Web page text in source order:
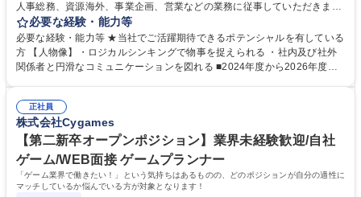
人事総務、資源海外、事業企画、営業などの業務に従事していただきま
す。 【業務内容の一例】■所属事業部の勤労業務 ■海外に関係する各種業
務 ■営業部門の企画スタッフ、ルート営業 【キャリアパス】入社後の配属
ポジションで一定期間ご活躍頂いた後、本人の適性及び将来のキャリアを
鑑みてジョブローテーションを行います。 【育成】OJTでの現場育成や研
表するインフラ企業 #ポテンシャル採用
必要な経験・能力等
必要な経験・能力等 ★当社でご活躍期待できるポテンシャルを有している
方 【人物像】・ロジカルシンキングで物事を捉えられる ・社内及び社外
関係者と円滑なコミュニケーションを図れる ■2024年度から2026年度ま
72.html ■エネルギーセキュリティの不安定化や気候変動による自然災害の
甚大化など、これまで以上に社会課題解決の重要性が高まっています。
「未来の日常」の創造に向けて持続可能な社会の実現に貢献してまいりま
す。 学歴・資格 学歴：大学院 大学 語学力： 資格：
正社員
株式会社Cygames
【第二新卒オープンポジション】業界未経験歓迎/自社
ゲーム/WEB面接 ゲームプランナー
「ゲーム業界で働きたい！」という気持ちはあるものの、どのポジションが自分の適性に
マッチしているか悩んでいる方が対象となります！